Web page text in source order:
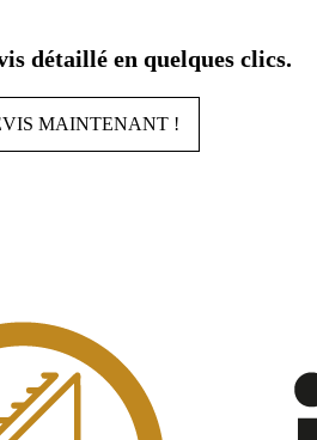
détaillé en quelques clics.
MAINTENANT !